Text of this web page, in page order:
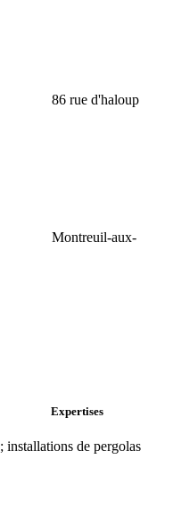
86 rue d'haloup
Montreuil-aux-
Expertises
installations de pergolas